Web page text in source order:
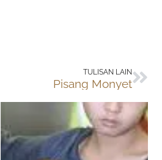
TULISAN LAIN
Pisang Monyet
Next